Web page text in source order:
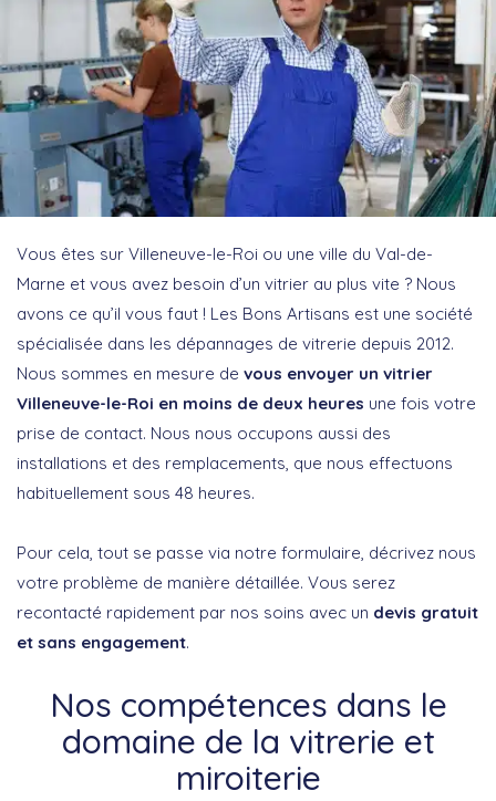
Vous êtes sur Villeneuve-le-Roi ou une ville du Val-de-
Marne et vous avez besoin d’un vitrier au plus vite ? Nous
avons ce qu’il vous faut ! Les Bons Artisans est une société
spécialisée dans les dépannages de vitrerie depuis 2012.
Nous sommes en mesure de vous envoyer un vitrier
Villeneuve-le-Roi en moins de deux heures une fois votre
prise de contact. Nous nous occupons aussi des
installations et des remplacements, que nous effectuons
habituellement sous 48 heures.
Pour cela, tout se passe via notre formulaire, décrivez nous
votre problème de manière détaillée. Vous serez
recontacté rapidement par nos soins avec un devis gratuit
et sans engagement.
Nos compétences dans le
domaine de la vitrerie et
miroiterie